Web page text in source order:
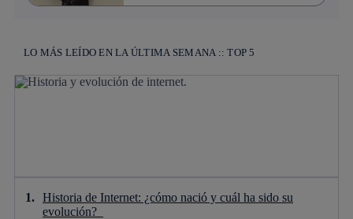
LO MÁS LEÍDO EN LA ÚLTIMA SEMANA :: TOP 5
Historia de Internet: ¿cómo nació y cuál ha sido su
evolución?